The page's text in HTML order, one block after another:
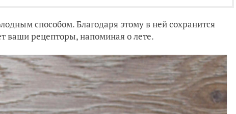
способом. Благодаря этому в ней сохранится
ваши рецепторы, напоминая о лете.